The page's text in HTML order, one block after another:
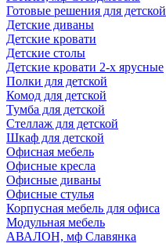
Готовые решения для детской
Детские диваны
Детские кровати
Детские столы
Детские кровати 2-х ярусные
Полки для детской
Комод для детской
Тумба для детской
Стеллаж для детской
Шкаф для детской
Офисная мебель
Офисные кресла
Офисные диваны
Офисные стулья
Корпусная мебель для офиса
Модульная мебель
АВАЛОН, мф Славянка